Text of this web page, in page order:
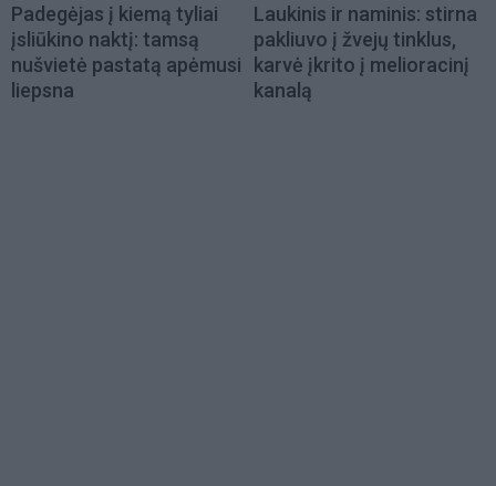
Padegėjas į kiemą tyliai
įsliūkino naktį: tamsą
nušvietė pastatą apėmusi
liepsna
Laukinis ir naminis: stirna
pakliuvo į žvejų tinklus,
karvė įkrito į melioracinį
kanalą